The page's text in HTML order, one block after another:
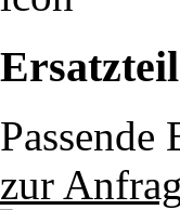
zur